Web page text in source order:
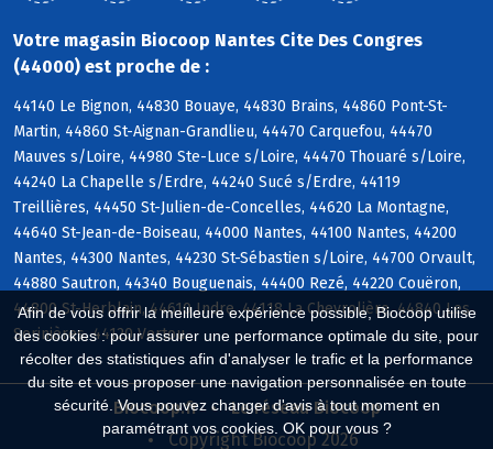
Afin de vous offrir la meilleure expérience possible, Biocoop utilise
des cookies : pour assurer une performance optimale du site, pour
récolter des statistiques afin d'analyser le trafic et la performance
du site et vous proposer une navigation personnalisée en toute
sécurité. Vous pouvez changer d'avis à tout moment en
paramétrant vos cookies. OK pour vous ?
Votre magasin Biocoop Nantes Cite Des Congres
(44000) est proche de :
44140 Le Bignon, 44830 Bouaye, 44830 Brains, 44860 Pont-St-
Martin, 44860 St-Aignan-Grandlieu, 44470 Carquefou, 44470
Mauves s/Loire, 44980 Ste-Luce s/Loire, 44470 Thouaré s/Loire,
44240 La Chapelle s/Erdre, 44240 Sucé s/Erdre, 44119
Treillières, 44450 St-Julien-de-Concelles, 44620 La Montagne,
44640 St-Jean-de-Boiseau, 44000 Nantes, 44100 Nantes, 44200
Nantes, 44300 Nantes, 44230 St-Sébastien s/Loire, 44700 Orvault,
44880 Sautron, 44340 Bouguenais, 44400 Rezé, 44220 Couëron,
44800 St-Herblain, 44610 Indre, 44118 La Chevrolière, 44840 Les
Sorinières, 44120 Vertou
Biocoop.fr
Le réseau Biocoop
Copyright Biocoop 2026